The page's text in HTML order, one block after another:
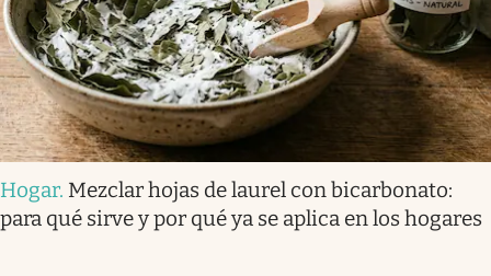
Hogar. Mezclar hojas de laurel con bicarbonato:
para qué sirve y por qué ya se aplica en los hogares